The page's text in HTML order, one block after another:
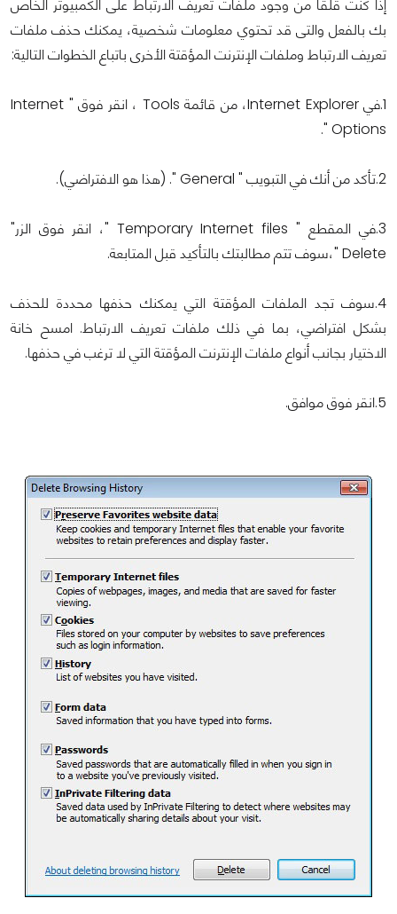
إذا كنت قلقا من وجود ملفات تعريف الارتباط على الكمبيوتر الخاص
بك بالفعل والتى قد تحتوي معلومات شخصية، يمكنك حذف ملفات
تعريف الارتباط وملفات الإنترنت المؤقتة الأخرى باتباع الخطوات التالية:
1.في Internet Explorer، من قائمة Tools ، انقر فوق " Internet
Options ".
2.تأكد من أنك في التبويب " General ". (هذا هو الافتراضي).
3.في المقطع " Temporary Internet files "، انقر فوق الزر"
Delete "،سوف تتم مطالبتك بالتأكيد قبل المتابعة.
4.سوف تجد الملفات المؤقتة التي يمكنك حذفها محددة للحذف
بشكل افتراضي، بما في ذلك ملفات تعريف الارتباط. امسح خانة
الاختيار بجانب أنواع ملفات الإنترنت المؤقتة التي لا ترغب في حذفها.
5.انقر فوق موافق.